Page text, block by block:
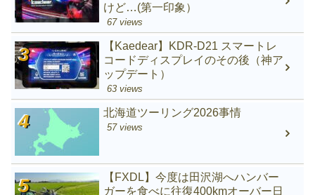
けど…(第一印象）
67 views
【Kaedear】KDR-D21 スマートレ
コードディスプレイのその後（神ア
ップデート）
63 views
北海道ツーリング2026事情
57 views
【FXDL】今度は田沢湖へハンバー
ガーを食べに往復400kmオーバー日